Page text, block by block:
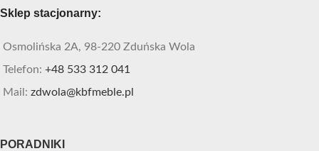
Sklep stacjonarny:
Osmolińska 2A, 98-220 Zduńska Wola
Telefon: +48 533 312 041
Mail: zdwola@kbfmeble.pl
PORADNIKI